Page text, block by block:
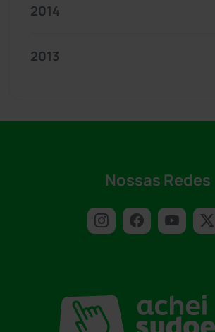
2014
2013
Nossas Redes